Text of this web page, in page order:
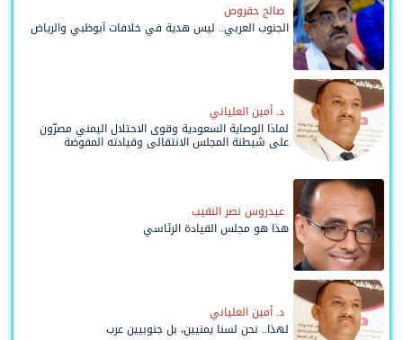
صالح حقروص
الجنوب العربي.. ليس هدية في خلافات أبوظبي والرياض
د. أمين العلياني
لماذا الوصاية السعودية وقوى الاحتلال اليمني مصرّون
على شيطنة المجلس الانتقالي وقيادته المفوضة
وحواضنه الشعبية؟
عيدروس نصر النقيب
هذا هو مجلس القيادة الرئاسي
د. أمين العلياني
لهذا.. نحن لسنا يمنيين، بل جنوبيين عرب